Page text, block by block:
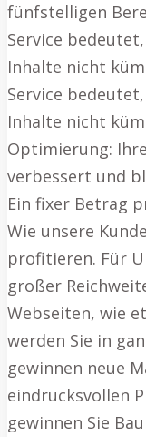
fünfstelligen
Service
Inhalte nicht
Service
Inhalte nicht
Optimierung:
verbessert und
Ein fixer Betrag
Wie unsere
profitieren. Für
großer
Webseiten, wie
werden Sie in
gewinnen neue
eindrucksvollen
gewinnen Sie